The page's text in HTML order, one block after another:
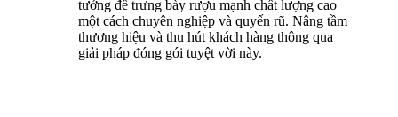
tưởng để trưng bày rượu mạnh chất lượng cao
một cách chuyên nghiệp và quyến rũ. Nâng tầm
thương hiệu và thu hút khách hàng thông qua
giải pháp đóng gói tuyệt vời này.